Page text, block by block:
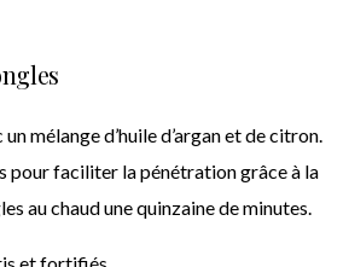
mélange d’huile d’argan et de citron.
pour faciliter la pénétration grâce à la
au chaud une quinzaine de minutes.
et fortifiés.